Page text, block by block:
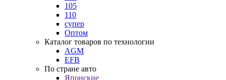
105
110
супер
Оптом
Каталог товаров по технологии
AGM
EFB
По стране авто
Японские